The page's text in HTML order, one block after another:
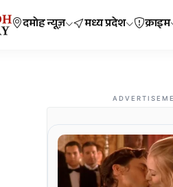
दमोह न्यूज़ मध्य प्रदेश क्राइम